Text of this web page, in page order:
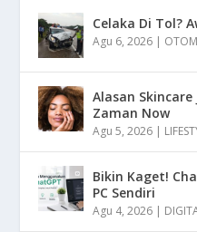
Celaka Di Tol?
Agu 6, 2026 |
Alasan
Zaman Now
Agu 5, 2026 |
Bikin Kaget!
PC Sendiri
Agu 4, 2026 |